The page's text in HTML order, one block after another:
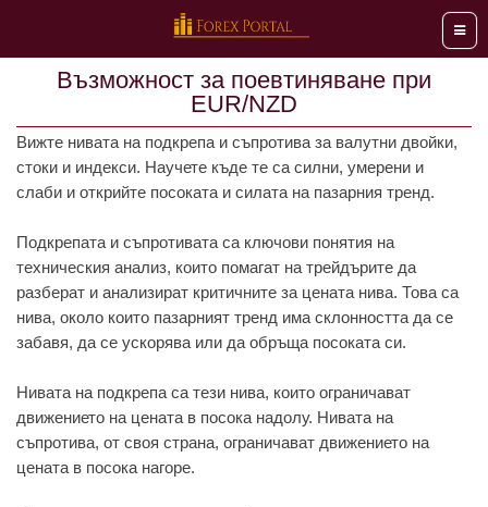
Меню
Възможност за поевтиняване при
EUR/NZD
Вижте нивата на подкрепа и съпротива за валутни двойки,
стоки и индекси. Научете къде те са силни, умерени и
слаби и открийте посоката и силата на пазарния тренд.
Подкрепата и съпротивата са ключови понятия на
техническия анализ, които помагат на трейдърите да
разберат и анализират критичните за цената нива. Това са
нива, около които пазарният тренд има склонността да се
забавя, да се ускорява или да обръща посоката си.
Нивата на подкрепа са тези нива, които ограничават
движението на цената в посока надолу. Нивата на
съпротива, от своя страна, ограничават движението на
цената в посока нагоре.